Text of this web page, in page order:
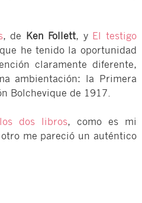
, de Ken Follett, y El testigo
he tenido la oportunidad
claramente diferente,
ambientación: la Primera
Bolchevique de 1917.
dos libros, como es mi
me pareció un auténtico